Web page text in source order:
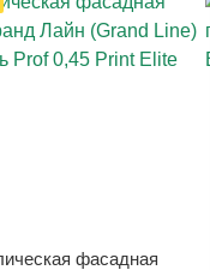
фасадная